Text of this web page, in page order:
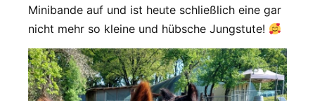
Minibande auf und ist heute schließlich eine gar
nicht mehr so kleine und hübsche Jungstute!